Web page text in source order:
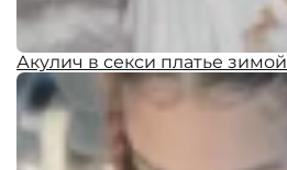
Акулич в секси платье зимой